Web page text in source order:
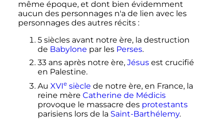
même époque, et dont bien évidemment
aucun des personnages n'a de lien avec les
personnages des autres récits :
5 siècles avant notre ère, la destruction
de Babylone par les Perses.
33 ans après notre ère, Jésusest crucifié
en Palestine.
Au XVIesiècle de notre ère, en France, la
reine mère Catherine de Médicis
provoque le massacre des protestants
parisiens lors de la Saint-Barthélemy.